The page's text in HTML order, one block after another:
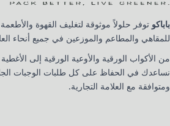
باباكو توفر حلولاً موثوقة لتغليف القهوة
للمقاهي والمطاعم والموزعين في جميع أنحاء
من الأكواب الورقية والأوعية الورقية إلى
نساعدك في الحفاظ على كل طلبات الوجبات
ومتوافقة مع العلامة التجارية.